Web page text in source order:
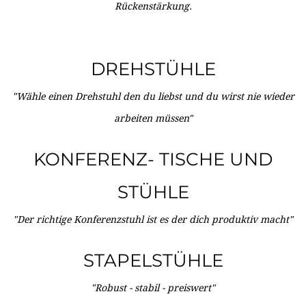
Rückenstärkung.
DREHSTÜHLE
"Wähle einen Drehstuhl den du liebst und du wirst nie wieder
arbeiten müssen"
KONFERENZ- TISCHE UND
STÜHLE
"Der richtige Konferenzstuhl ist es der dich produktiv macht"
STAPELSTÜHLE
"Robust - stabil - preiswert"